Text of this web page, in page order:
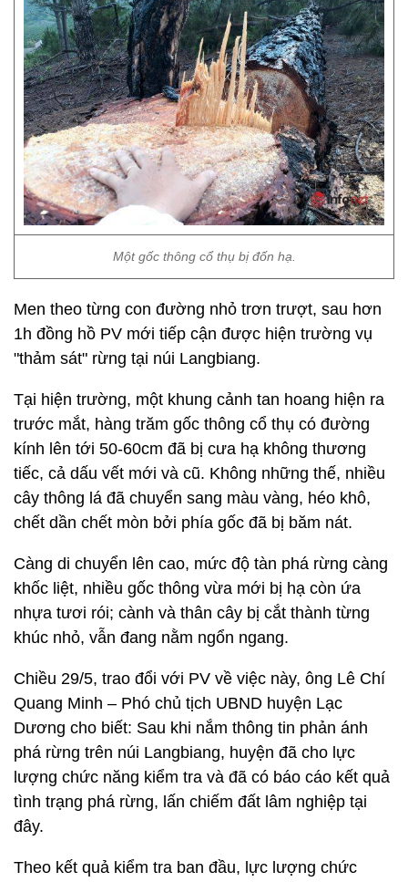
Một gốc thông cổ thụ bị đốn hạ.
Men theo từng con đường nhỏ trơn trượt, sau hơn
1h đồng hồ PV mới tiếp cận được hiện trường vụ
"thảm sát" rừng tại núi Langbiang.
Tại hiện trường, một khung cảnh tan hoang hiện ra
trước mắt, hàng trăm gốc thông cổ thụ có đường
kính lên tới 50-60cm đã bị cưa hạ không thương
tiếc, cả dấu vết mới và cũ. Không những thế, nhiều
cây thông lá đã chuyển sang màu vàng, héo khô,
chết dần chết mòn bởi phía gốc đã bị băm nát.
Càng di chuyển lên cao, mức độ tàn phá rừng càng
khốc liệt, nhiều gốc thông vừa mới bị hạ còn ứa
nhựa tươi rói; cành và thân cây bị cắt thành từng
khúc nhỏ, vẫn đang nằm ngổn ngang.
Chiều 29/5, trao đổi với PV về việc này, ông Lê Chí
Quang Minh – Phó chủ tịch UBND huyện Lạc
Dương cho biết: Sau khi nắm thông tin phản ánh
phá rừng trên núi Langbiang, huyện đã cho lực
lượng chức năng kiểm tra và đã có báo cáo kết quả
tình trạng phá rừng, lấn chiếm đất lâm nghiệp tại
đây.
Theo kết quả kiểm tra ban đầu, lực lượng chức